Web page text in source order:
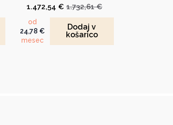
1.732,61€
Izvirna
cena
je
bila:
1.732,61 €.
1.472,54€Trenutna
cena
je:
1.472,54 €.
od
24,78 €
mesec
Dodaj v
košarico